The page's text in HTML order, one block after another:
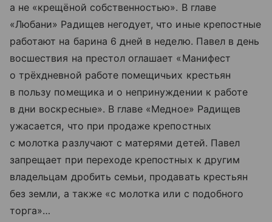
а не «крещёной собственностью». В главе
«Любани» Радищев негодует, что иные крепостные
работают на барина 6 дней в неделю. Павел в день
восшествия на престол оглашает «Манифест
о трёхдневной работе помещичьих крестьян
в пользу помещика и о непринуждении к работе
в дни воскресные». В главе «Медное» Радищев
ужасается, что при продаже крепостных
с молотка разлучают с матерями детей. Павел
запрещает при переходе крепостных к другим
владельцам дробить семьи, продавать крестьян
без земли, а также «с молотка или с подобного
торга»…